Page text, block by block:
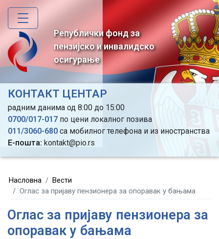
Skip
main
content
Републички фонд за
пензијско и инвалидско
осигурање
КОНТАКТ ЦЕНТАР
радним данима од 8:00 до 15:00
0700/017-017 по цени локалног позива
011/3060-680 са мобилног телефона и из иностранства
Е-пошта: kontakt@pio.rs
Насловна
Вести
Оглас за пријаву пензионера за опоравак у бањама
Оглас за пријаву пензионера за
опоравак у бањама